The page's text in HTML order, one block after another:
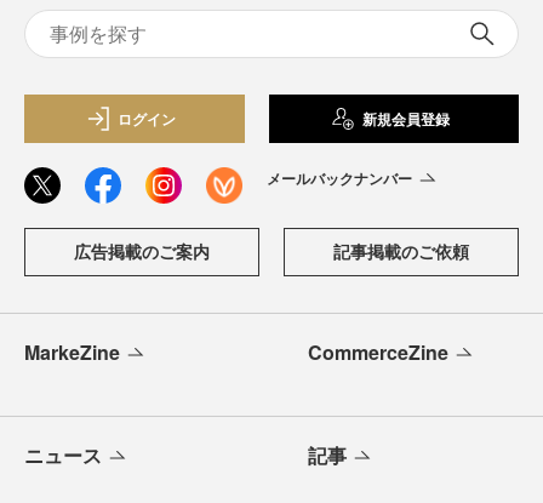
ログイン 新規会員登録
メールバックナンバー
広告掲載のご案内 記事掲載のご依頼
MarkeZine CommerceZine
ニュース 記事